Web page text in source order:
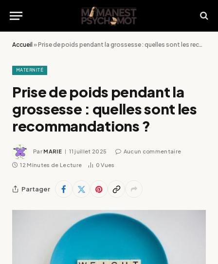
Accueil »Prise de poids pendant la grossesse : quelles sont les recommandations ?
MATERNITÉ
Prise de poids pendant la
grossesse : quelles sont les
recommandations ?
Par MARIE 11 juillet 2025 Aucun commentaire
12 Minutes de Lecture 0Vues
Partager